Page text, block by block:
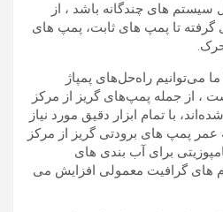
های چندگانه باشد ، از
گرفته تا پمپ های ثابت، پمپ های
علاوه بر این، در Cryospain ما می‌توانیم راه‌حل‌های پمپاژ
، از جمله پمپ‌های گریز از مرکز
با تمام ابزار دقیق مورد نیاز
عمر پمپ های برودتی گریز از مرکز
برای آب بندی های
های گرافیت معمولی افزایش می